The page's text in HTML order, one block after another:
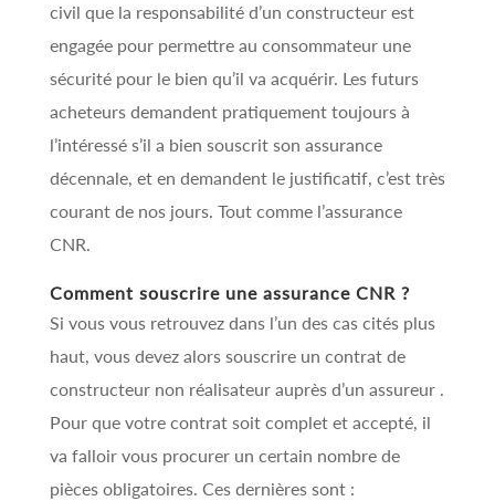
civil que la responsabilité d’un constructeur est
engagée pour permettre au consommateur une
sécurité pour le bien qu’il va acquérir. Les futurs
acheteurs demandent pratiquement toujours à
l’intéressé s’il a bien souscrit son assurance
décennale, et en demandent le justificatif, c’est très
courant de nos jours. Tout comme l’assurance
CNR.
Comment souscrire une assurance CNR ?
Si vous vous retrouvez dans l’un des cas cités plus
haut, vous devez alors souscrire un contrat de
constructeur non réalisateur auprès d’un assureur .
Pour que votre contrat soit complet et accepté, il
va falloir vous procurer un certain nombre de
pièces obligatoires. Ces dernières sont :